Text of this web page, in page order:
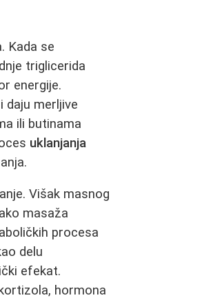
Kada se
triglicerida
energije.
daju merljive
ili butinama
uklanjanja
Višak masnog
masaža
procesa
delu
efekat.
hormona